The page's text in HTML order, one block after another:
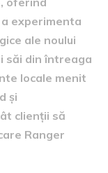
experimenta
ale noului
săi din întreaga
locale menit
și
clienții să
Ranger